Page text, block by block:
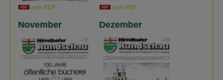
zum PDF zum PDF
November Dezember